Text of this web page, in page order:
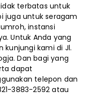
terbatas untuk
juga untuk seragam
instansi
Untuk Anda yang
kunjungi kami di Jl.
Dan bagi yang
dapat
telepon dan
3883-2592 atau